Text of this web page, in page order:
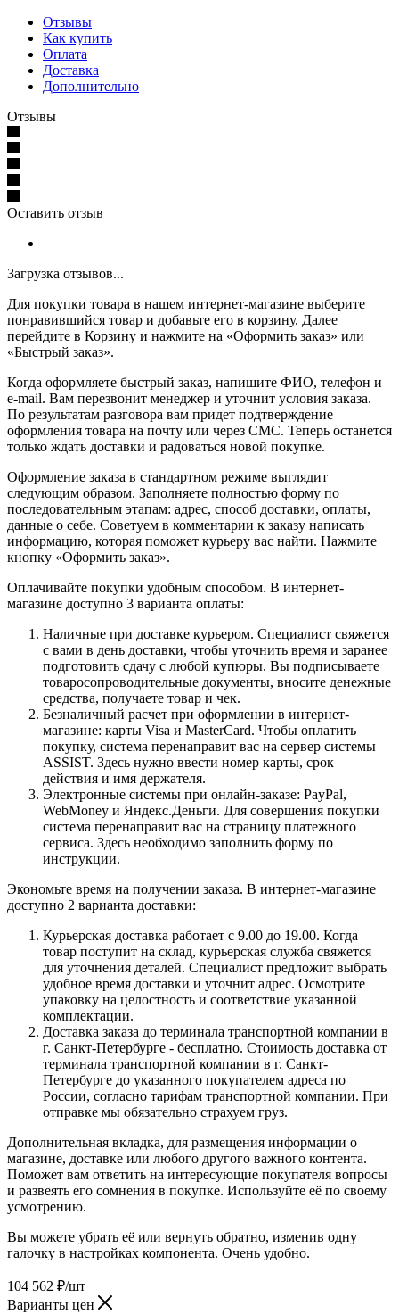
Отзывы
Как купить
Оплата
Доставка
Дополнительно
Отзывы
Оставить отзыв
Загрузка отзывов...
Для покупки товара в нашем интернет-магазине выберите
понравившийся товар и добавьте его в корзину. Далее
перейдите в Корзину и нажмите на «Оформить заказ» или
«Быстрый заказ».
Когда оформляете быстрый заказ, напишите ФИО, телефон и
e-mail. Вам перезвонит менеджер и уточнит условия заказа.
По результатам разговора вам придет подтверждение
оформления товара на почту или через СМС. Теперь останется
только ждать доставки и радоваться новой покупке.
Оформление заказа в стандартном режиме выглядит
следующим образом. Заполняете полностью форму по
последовательным этапам: адрес, способ доставки, оплаты,
данные о себе. Советуем в комментарии к заказу написать
информацию, которая поможет курьеру вас найти. Нажмите
кнопку «Оформить заказ».
Оплачивайте покупки удобным способом. В интернет-
магазине доступно 3 варианта оплаты:
Наличные при доставке курьером. Специалист свяжется
с вами в день доставки, чтобы уточнить время и заранее
подготовить сдачу с любой купюры. Вы подписываете
товаросопроводительные документы, вносите денежные
средства, получаете товар и чек.
Безналичный расчет при оформлении в интернет-
магазине: карты Visa и MasterCard. Чтобы оплатить
покупку, система перенаправит вас на сервер системы
ASSIST. Здесь нужно ввести номер карты, срок
действия и имя держателя.
Электронные системы при онлайн-заказе: PayPal,
WebMoney и Яндекс.Деньги. Для совершения покупки
система перенаправит вас на страницу платежного
сервиса. Здесь необходимо заполнить форму по
инструкции.
Экономьте время на получении заказа. В интернет-магазине
доступно 2 варианта доставки:
Курьерская доставка работает с 9.00 до 19.00. Когда
товар поступит на склад, курьерская служба свяжется
для уточнения деталей. Специалист предложит выбрать
удобное время доставки и уточнит адрес. Осмотрите
упаковку на целостность и соответствие указанной
комплектации.
Доставка заказа до терминала транспортной компании в
г. Санкт-Петербурге - бесплатно. Стоимость доставка от
терминала транспортной компании в г. Санкт-
Петербурге до указанного покупателем адреса по
России, согласно тарифам транспортной компании. При
отправке мы обязательно страхуем груз.
Дополнительная вкладка, для размещения информации о
магазине, доставке или любого другого важного контента.
Поможет вам ответить на интересующие покупателя вопросы
и развеять его сомнения в покупке. Используйте её по своему
усмотрению.
Вы можете убрать её или вернуть обратно, изменив одну
галочку в настройках компонента. Очень удобно.
104 562 ₽/шт
Варианты цен